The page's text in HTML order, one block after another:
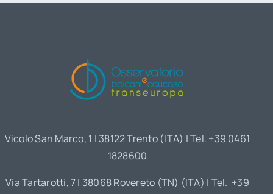
Vicolo San Marco, 1 | 38122 Trento (ITA) | Tel. +39 0461
1828600
Via Tartarotti, 7 | 38068 Rovereto (TN) (ITA) | Tel. +39